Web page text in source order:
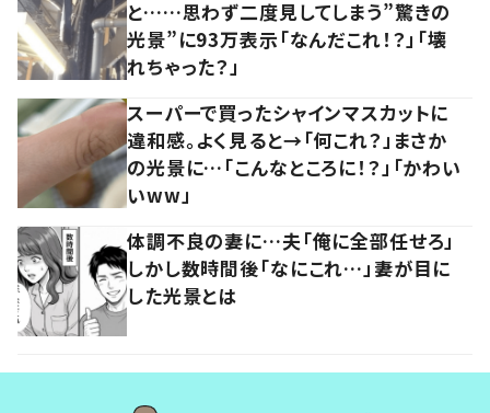
と……思わず二度見してしまう”驚きの
光景”に93万表示「なんだこれ！？」「壊
れちゃった？」
スーパーで買ったシャインマスカットに
違和感。よく見ると→「何これ？」まさか
の光景に…「こんなところに！？」「かわい
いww」
体調不良の妻に…夫「俺に全部任せろ」
しかし数時間後「なにこれ…」妻が目に
した光景とは